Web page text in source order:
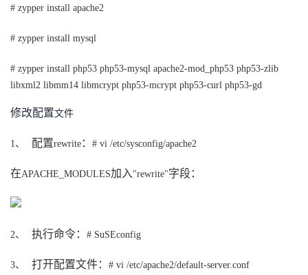
验
收
# zypper install apache2
# zypper install mysql
# zypper install php53 php53-mysql apache2-mod_php53 php53-zlib
libxml2 libmm14 libmcrypt php53-mcrypt php53-curl php53-gd
修改配置文件
1、 配置rewrite ： # vi /etc/sysconfig/apache2
在APACHE_MODULES加入 "rewrite"字段：
2、 执行命令： # SuSEconfig
3、 打开配置文件： # vi /etc/apache2/default-server.conf